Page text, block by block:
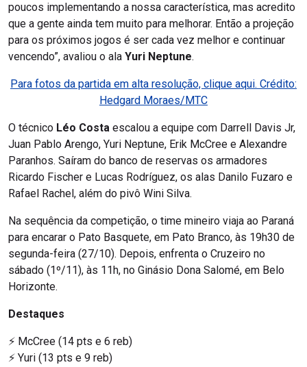
poucos implementando a nossa característica, mas acredito
que a gente ainda tem muito para melhorar. Então a projeção
para os próximos jogos é ser cada vez melhor e continuar
vencendo”, avaliou o ala Yuri Neptune.
Para fotos da partida em alta resolução, clique aqui. Crédito:
Hedgard Moraes/MTC
O técnico Léo Costa escalou a equipe com Darrell Davis Jr,
Juan Pablo Arengo, Yuri Neptune, Erik McCree e Alexandre
Paranhos. Saíram do banco de reservas os armadores
Ricardo Fischer e Lucas Rodríguez, os alas Danilo Fuzaro e
Rafael Rachel, além do pivô Wini Silva.
Na sequência da competição, o time mineiro viaja ao Paraná
para encarar o Pato Basquete, em Pato Branco, às 19h30 de
segunda-feira (27/10). Depois, enfrenta o Cruzeiro no
sábado (1º/11), às 11h, no Ginásio Dona Salomé, em Belo
Horizonte.
Destaques
⚡️ McCree (14 pts e 6 reb)
⚡️ Yuri (13 pts e 9 reb)